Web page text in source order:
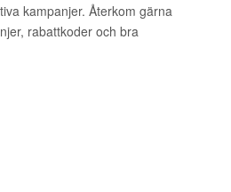
kampanjer. Återkom gärna
rabattkoder och bra